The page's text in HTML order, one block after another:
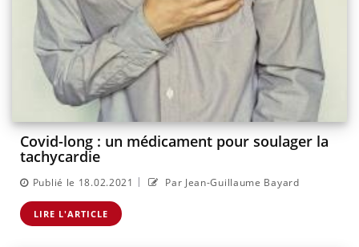
Covid-long : un médicament pour soulager la
tachycardie
Publié le 18.02.2021 | Par Jean-Guillaume Bayard
LIRE L'ARTICLE